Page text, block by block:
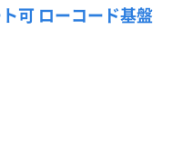
可 ローコード基盤